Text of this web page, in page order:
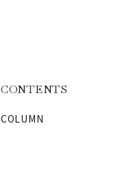
CONTENTS
COLUMN